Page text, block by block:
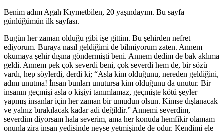
Benim adım Agah Kıymetbilen, 20 yaşındayım. Bu sayfa
günlüğümün ilk sayfası.
Bugün her zaman olduğu gibi işe gittim. Bu şehirden nefret
ediyorum. Buraya nasıl geldiğimi de bilmiyorum zaten. Annem
okumaya şehir dışına göndermişti beni. Annem dedim de bak aklıma
geldi. Annem pek çok severdi beni, çok severdi hem de, bir sözü
vardı, hep söylerdi, derdi ki; “Asla kim olduğunu, nereden geldiğini,
adını unutma! İnsan bunları unutursa kim olduğunu da unutur. Bir
insanın geçmişi asla o kişiyi tanımlamaz, geçmişte kötü şeyler
yapmış insanlar için her zaman bir umudun olsun. Kimse dışlanacak
ve yalnız bırakılacak kadar adi değildir.” Annemi severdim,
severdim diyorsam hala severim, ama her konuda hemfikir olamam
onunla zira insan yedisinde neyse yetmişinde de odur. Kendimi ele